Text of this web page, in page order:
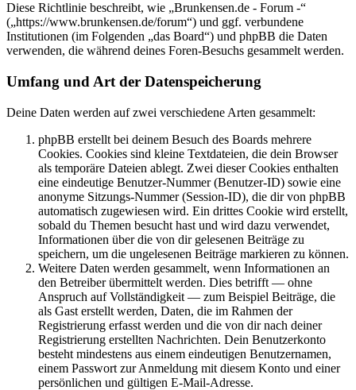
Diese Richtlinie beschreibt, wie „Brunkensen.de - Forum -“
(„https://www.brunkensen.de/forum“) und ggf. verbundene
Institutionen (im Folgenden „das Board“) und phpBB die Daten
verwenden, die während deines Foren-Besuchs gesammelt werden.
Umfang und Art der Datenspeicherung
Deine Daten werden auf zwei verschiedene Arten gesammelt:
phpBB erstellt bei deinem Besuch des Boards mehrere
Cookies. Cookies sind kleine Textdateien, die dein Browser
als temporäre Dateien ablegt. Zwei dieser Cookies enthalten
eine eindeutige Benutzer-Nummer (Benutzer-ID) sowie eine
anonyme Sitzungs-Nummer (Session-ID), die dir von phpBB
automatisch zugewiesen wird. Ein drittes Cookie wird erstellt,
sobald du Themen besucht hast und wird dazu verwendet,
Informationen über die von dir gelesenen Beiträge zu
speichern, um die ungelesenen Beiträge markieren zu können.
Weitere Daten werden gesammelt, wenn Informationen an
den Betreiber übermittelt werden. Dies betrifft — ohne
Anspruch auf Vollständigkeit — zum Beispiel Beiträge, die
als Gast erstellt werden, Daten, die im Rahmen der
Registrierung erfasst werden und die von dir nach deiner
Registrierung erstellten Nachrichten. Dein Benutzerkonto
besteht mindestens aus einem eindeutigen Benutzernamen,
einem Passwort zur Anmeldung mit diesem Konto und einer
persönlichen und gültigen E-Mail-Adresse.